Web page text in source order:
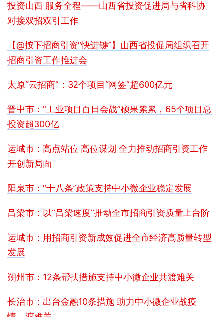
投资山西 服务全程——山西省投资促进局与省科协
对接双招双引工作
【@按下招商引资“快进键”】山西省投促局组织召开
招商引资工作推进会
太原“云招商”：32个项目“网签”超600亿元
晋中市：“工业项目百日会战”硕果累累，65个项目总
投资超300亿
运城市：高点站位 高位谋划 全力推动招商引资工作
开创新局面
阳泉市：“十八条”政策支持中小微企业稳定发展
吕梁市：以“吕梁速度”推动全市招商引资质量上台阶
运城市：用招商引资新成效促进全市经济高质量转型
发展
朔州市：12条帮扶措施支持中小微企业共渡难关
长治市：出台金融10条措施 助力中小微企业战疫